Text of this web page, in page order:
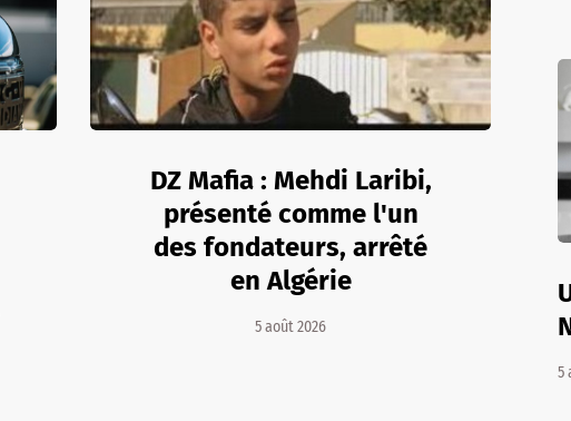
DZ Mafia : Mehdi Laribi,
présenté comme l'un
des fondateurs, arrêté
en Algérie
5 août 2026
5